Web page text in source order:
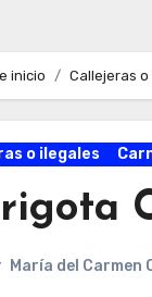
inicio Callejeras o
o ilegales
María del Carmen